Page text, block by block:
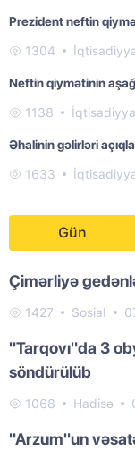
Prezident neftin
1304
Neftin qiymətinin
1138
Əhalinin gəlirləri
1633
Gün
Çimərliyə
1427 Sosial
"Tarqovı"da 3
söndürülüb
1068 Hadisə
"Arzum"un